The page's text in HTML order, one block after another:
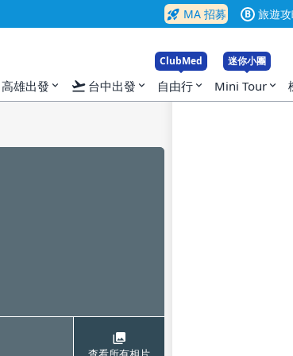
rocket_launch MA 招募 B 旅遊
高雄出發 expand_more flight_takeoff 台中出發 expand_more
ClubMed
自由行 expand_more
迷你小團
Mini Tour expand_more